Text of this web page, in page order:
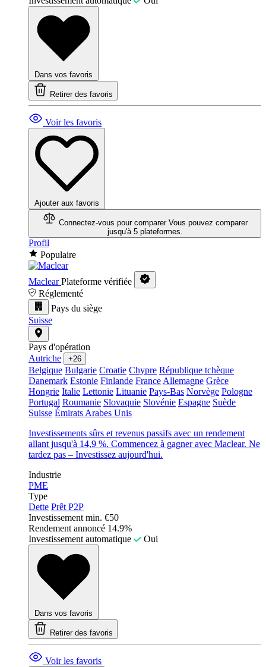
Dans vos favoris
Retirer des favoris
Voir les favoris
Ajouter aux favoris
Connectez-vous pour comparer Vous pouvez comparer
jusqu'à 5 plateformes.
Profil
Populaire
Maclear Plateforme vérifiée
Réglementé
Pays du siège
Suisse
Pays d'opération
Autriche
+26
Belgique Bulgarie Croatie Chypre République tchèque
Danemark Estonie Finlande France Allemagne Grèce
Hongrie Italie Lettonie Lituanie Pays-Bas Norvège Pologne
Portugal Roumanie Slovaquie Slovénie Espagne Suède
Suisse Émirats Arabes Unis
Investissements sûrs et revenus passifs avec un rendement
allant jusqu'à 14,9 %. Commencez à gagner avec Maclear. Ne
tardez pas – Investissez aujourd'hui.
Industrie
PME
Type
Dette Prêt P2P
Investissement min. €50
Rendement annoncé 14.9%
Investissement automatique
Oui
Dans vos favoris
Retirer des favoris
Voir les favoris